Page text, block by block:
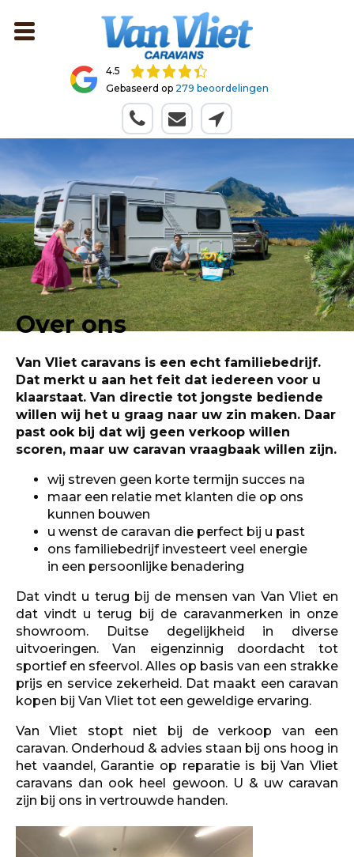
4.5
Gebaseerd op 279 beoordelingen
Over ons
Van Vliet caravans is een echt familiebedrijf.
Dat merkt u aan het feit dat iedereen voor u
klaarstaat. Van directie tot jongste bediende
willen wij het u graag naar uw zin maken. Daar
past ook bij dat wij geen verkoop willen
scoren, maar uw caravan vraagbaak willen zijn.
wij streven geen korte termijn succes na
maar een relatie met klanten die op ons
kunnen bouwen
u wenst de caravan die perfect bij u past
ons familiebedrijf investeert veel energie
in een persoonlijke benadering
Dat vindt u terug bij de mensen van Van Vliet en
dat vindt u terug bij de caravanmerken in onze
showroom. Duitse degelijkheid in diverse
uitvoeringen. Van eigenzinnig doordacht tot
sportief en sfeervol. Alles op basis van een strakke
prijs en service zekerheid. Dat maakt een caravan
kopen bij Van Vliet tot een geweldige ervaring.
Van Vliet stopt niet bij de verkoop van een
caravan. Onderhoud & advies staan bij ons hoog in
het vaandel, Garantie op reparatie is bij Van Vliet
caravans dan ook heel gewoon. U & uw caravan
zijn bij ons in vertrouwde handen.